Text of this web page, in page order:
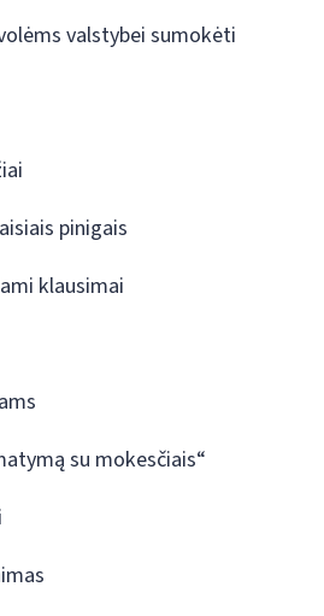
valstybei sumokėti
pinigais
klausimai
su mokesčiais“